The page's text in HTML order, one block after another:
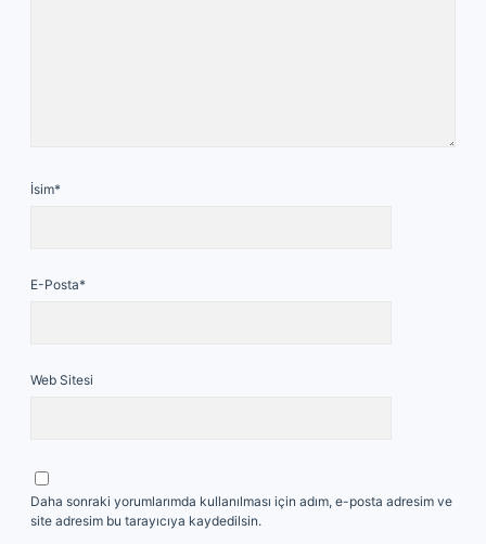
İsim*
E-Posta*
Web Sitesi
Daha sonraki yorumlarımda kullanılması için adım, e-posta adresim ve
site adresim bu tarayıcıya kaydedilsin.